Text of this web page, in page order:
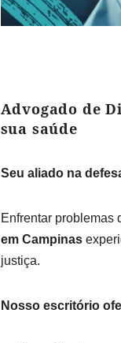
Advogado de
sua saúde
Seu aliado na
Enfrentar problemas
em Campinas
justiça.
Nosso escritório